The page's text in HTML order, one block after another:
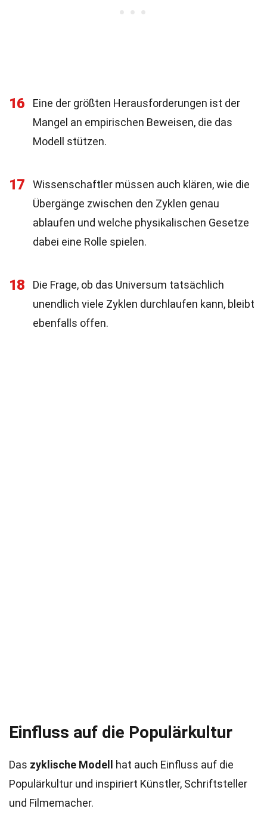
16
Eine der größten Herausforderungen ist der
Mangel an empirischen Beweisen, die das
Modell stützen.
17
Wissenschaftler müssen auch klären, wie die
Übergänge zwischen den Zyklen genau
ablaufen und welche physikalischen Gesetze
dabei eine Rolle spielen.
18
Die Frage, ob das Universum tatsächlich
unendlich viele Zyklen durchlaufen kann, bleibt
ebenfalls offen.
Einfluss auf die Populärkultur
Das zyklische Modell
hat auch Einfluss auf die
Populärkultur und inspiriert Künstler, Schriftsteller
und Filmemacher.